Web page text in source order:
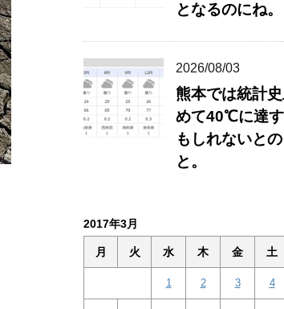
となるのにね。
2026/08/03
熊本では統計
めて40℃に達
もしれないとの
と。
2017年3月
月 火 水 木 金 土
1 2 3 4